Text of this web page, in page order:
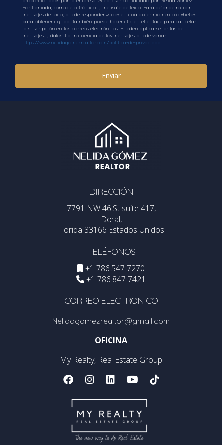
Obtener una hipoteca en Estados Unidos como
extranjero es un camino que, aunque puede parecer
correcta, una comprensión clara del proceso y la
elección del prestamista adecuado, es factible acceder
ser paciente y preparar cada paso con meticulosidad.
No permita que las barreras financieras le detengan; el
hogar que imagina puede estar más cerca de lo que
PREGUNTAS FRECUENTES
¿Es más difícil para un extranjero obtener
una hipoteca en EE.UU. que para un
ciudadano estadounidense?
Sí, generalmente es más difícil debido a la falta de un
historial crediticio en el país y, en algunos casos, a
mayores requisitos de pago inicial. Sin embargo, hay
opciones y prestamistas especializados en atender a
obtener una hipoteca?
No necesariamente. Algunos prestamistas permiten la
obtención de hipotecas sin un número de seguro social,
pero requerirán otro tipo de documentación fiscal o de
¿Cuánto tengo que pagar de entrada para
una hipoteca como extranjero?
Por llamada, correo electrónico y mensaje de texto. Para dejar de recibir
mensajes de texto, puede responder «stop» en cualquier momento o «help»
para obtener ayuda. También puede hacer clic en el enlace para cancelar
la suscripción en los correos electrónicos. Pueden aplicarse tarifas de
mensajes y datos. La frecuencia de los mensajes puede variar.
https://www.nelidagomezrealtor.com/politica-de-privacidad
Enviar
DIRECCIÓN
7791 NW 46 St suite 417,
Doral,
Florida 33166 Estados Unidos
TELÉFONOS
+1 786 547 7270
+1 786 847 7421
CORREO ELECTRÓNICO
Nelidagomezrealtor@gmail.com
OFICINA
My Realty, Real Estate Group